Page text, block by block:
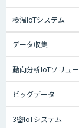
検温IoTシステム
データ収集
動向分析IoTソリュ
ビッグデータ
3密IoTシステム